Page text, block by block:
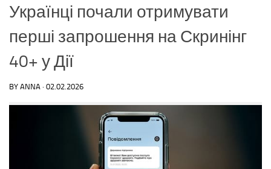
Українці почали отримувати
перші запрошення на Скринінг
40+ у Дії
BY ANNA · 02.02.2026